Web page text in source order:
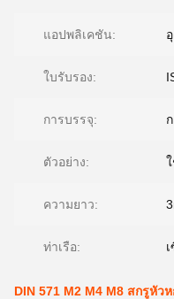
แอปพลิเคชัน:
ใบรับรอง:
การบรรจุ:
ตัวอย่าง:
ความยาว:
ท่าเรือ:
DIN 571 M2 M4 M8 สกรูหัว